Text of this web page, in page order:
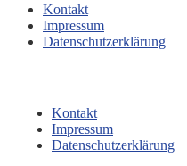
Kontakt
Impressum
Datenschutzerklärung
Kontakt
Impressum
Datenschutzerklärung